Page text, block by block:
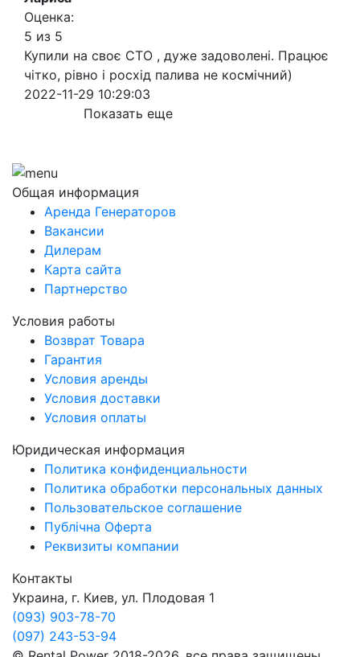
Оценка:
5 из 5
Купили на своє СТО , дуже задоволені. Працює
чітко, рівно і росхід палива не космічний)
2022-11-29 10:29:03
Показать еще
Общая информация
Аренда Генераторов
Вакансии
Дилерам
Карта сайта
Партнерство
Условия работы
Возврат Товара
Гарантия
Условия аренды
Условия доставки
Условия оплаты
Юридическая информация
Политика конфиденциальности
Политика обработки персональных данных
Пользовательское соглашение
Публічна Оферта
Реквизиты компании
Контакты
Украина, г. Киев, ул. Плодовая 1
(093) 903-78-70
(097) 243-53-94